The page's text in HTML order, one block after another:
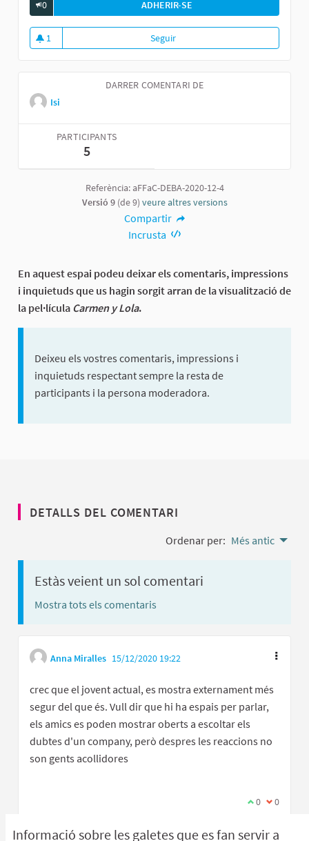
Informació sobre les galetes que es fan servir a
0 ADHERIR-SE
1
1 seguidora
SeguirFòrum general de debat sobre
DARRER COMENTARI DE
Isi
PARTICIPANTS
5
Referència: aFFaC-DEBA-2020-12-4
Versió 9(de 9) veure altres versions
Compartir
Incrusta
En aquest espai podeu deixar els comentaris, impressions
i inquietuds que us hagin sorgit arran de la visualització de
la pel·lícula Carmen y Lola.
Deixeu els vostres comentaris, impressions i
inquietuds respectant sempre la resta de
participants i la persona moderadora.
DETALLS DEL COMENTARI
Ordenar per: Més antic
Estàs veient un sol comentari
Mostra tots els comentaris
Anna Miralles 15/12/2020 19:22
crec que el jovent actual, es mostra externament més
segur del que és. Vull dir que hi ha espais per parlar,
els amics es poden mostrar oberts a escoltar els
dubtes d'un company, però despres les reaccions no
son gents acollidores
Estic d'acord
0 No estic
0